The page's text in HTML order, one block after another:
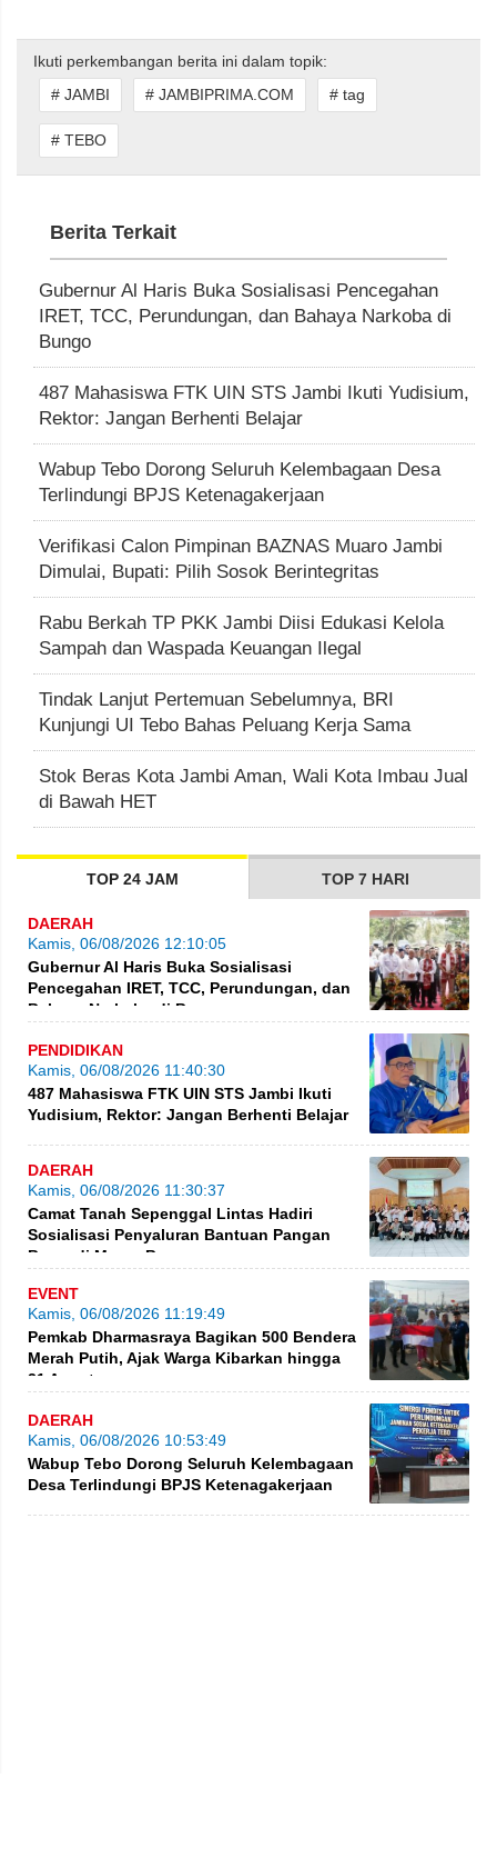
Ikuti perkembangan berita ini dalam topik:
# JAMBI
# JAMBIPRIMA.COM # tag
# TEBO
Berita Terkait
Gubernur Al Haris Buka Sosialisasi Pencegahan
IRET, TCC, Perundungan, dan Bahaya Narkoba di
Bungo
487 Mahasiswa FTK UIN STS Jambi Ikuti Yudisium,
Rektor: Jangan Berhenti Belajar
Wabup Tebo Dorong Seluruh Kelembagaan Desa
Terlindungi BPJS Ketenagakerjaan
Verifikasi Calon Pimpinan BAZNAS Muaro Jambi
Dimulai, Bupati: Pilih Sosok Berintegritas
Rabu Berkah TP PKK Jambi Diisi Edukasi Kelola
Sampah dan Waspada Keuangan Ilegal
Tindak Lanjut Pertemuan Sebelumnya, BRI
Kunjungi UI Tebo Bahas Peluang Kerja Sama
Stok Beras Kota Jambi Aman, Wali Kota Imbau Jual
di Bawah HET
TOP 24 JAM TOP 7 HARI
DAERAH
Kamis, 06/08/2026 12:10:05
Gubernur Al Haris Buka Sosialisasi
Pencegahan IRET, TCC, Perundungan, dan
Bahaya Narkoba di Bungo
PENDIDIKAN
Kamis, 06/08/2026 11:40:30
487 Mahasiswa FTK UIN STS Jambi Ikuti
Yudisium, Rektor: Jangan Berhenti Belajar
DAERAH
Kamis, 06/08/2026 11:30:37
Camat Tanah Sepenggal Lintas Hadiri
Sosialisasi Penyaluran Bantuan Pangan
Beras di Muara Bungo
EVENT
Kamis, 06/08/2026 11:19:49
Pemkab Dharmasraya Bagikan 500 Bendera
Merah Putih, Ajak Warga Kibarkan hingga
31 Agustus
DAERAH
Kamis, 06/08/2026 10:53:49
Wabup Tebo Dorong Seluruh Kelembagaan
Desa Terlindungi BPJS Ketenagakerjaan